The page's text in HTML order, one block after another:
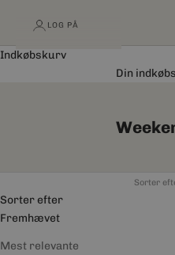
LOG PÅ
Indkøbskurv
Din
Sorter
Sorter efter
Fremhævet
Mest relevante